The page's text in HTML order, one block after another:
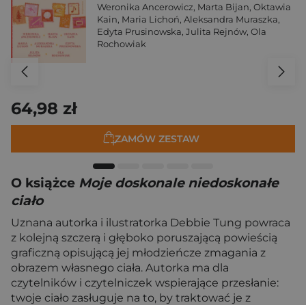
Weronika Ancerowicz, Marta Bijan, Oktawia
Kain, Maria Lichoń, Aleksandra Muraszka,
Edyta Prusinowska, Julita Rejnów, Ola
Rochowiak
64,98 zł
ZAMÓW ZESTAW
O książce Moje doskonale niedoskonałe
ciało
Uznana autorka i ilustratorka Debbie Tung powraca
z kolejną szczerą i głęboko poruszającą powieścią
graficzną opisującą jej młodzieńcze zmagania z
obrazem własnego ciała. Autorka ma dla
czytelników i czytelniczek wspierające przesłanie:
twoje ciało zasługuje na to, by traktować je z